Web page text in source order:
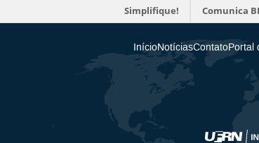
Simplifique! Comunica
InícioNotíciasContatoPortal